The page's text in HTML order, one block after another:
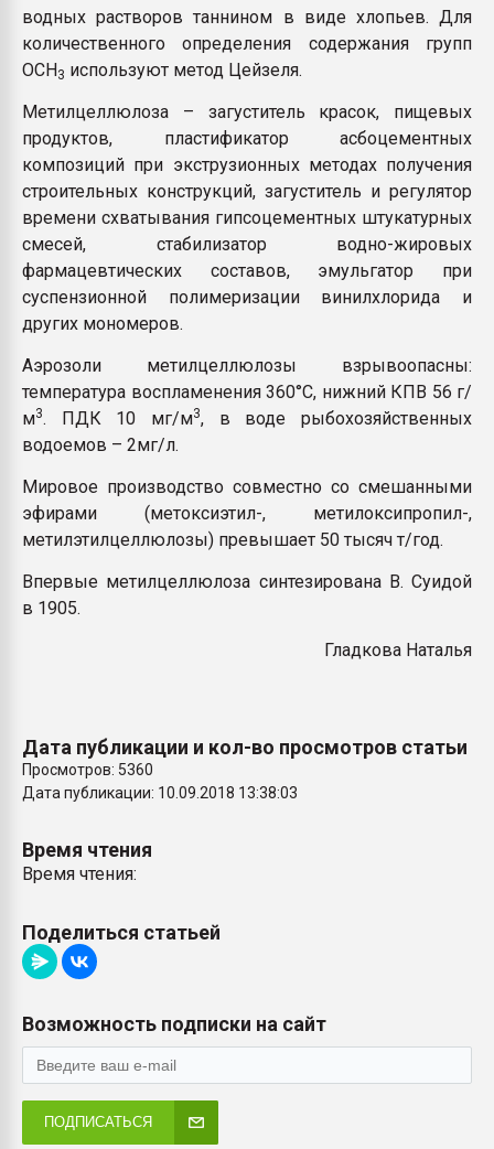
водных растворов таннином в виде хлопьев. Для
количественного определения содержания групп
ОСН3 используют метод Цейзеля.
Метилцеллюлоза – загуститель красок, пищевых
продуктов, пластификатор асбоцементных
композиций при экструзионных методах получения
строительных конструкций, загуститель и регулятор
времени схватывания гипсоцементных штукатурных
смесей, стабилизатор водно-жировых
фармацевтических составов, эмульгатор при
суспензионной полимеризации винилхлорида и
других мономеров.
Аэрозоли метилцеллюлозы взрывоопасны:
температура воспламенения 360°С, нижний КПВ 56 г/
м3. ПДК 10 мг/м3, в воде рыбохозяйственных
водоемов – 2мг/л.
Мировое производство совместно со смешанными
эфирами (метоксиэтил-, метилоксипропил-,
метилэтилцеллюлозы) превышает 50 тысяч т/год.
Впервые метилцеллюлоза синтезирована В. Суидой
в 1905.
Гладкова Наталья
Дата публикации и кол-во просмотров статьи
Просмотров: 5360
Дата публикации: 10.09.2018 13:38:03
Время чтения
Время чтения:
Поделиться статьей
Возможность подписки на сайт
ПОДПИСАТЬСЯ